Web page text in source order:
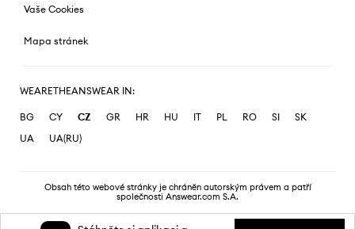
Vaše Cookies
Mapa stránek
WEARETHEANSWEAR IN:
BG CY CZ GR HR HU IT PL RO SI
SK
UA
UA(RU)
Obsah této webové stránky je chráněn autorským právem a patří
společnosti Answear.com S.A.